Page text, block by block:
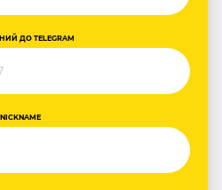
ДО TELEGRAM